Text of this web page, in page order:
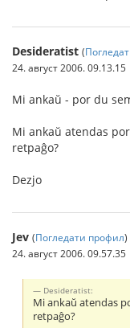
Desideratist (
24. август 2006. 09.13.15
Mi ankaŭ - por du
Mi ankaŭ atendas
retpaĝo?
Dezjo
Jev (Погледати профил)
24. август 2006. 09.57.35
Desideratist:
Mi ankaŭ atendas
retpaĝo?